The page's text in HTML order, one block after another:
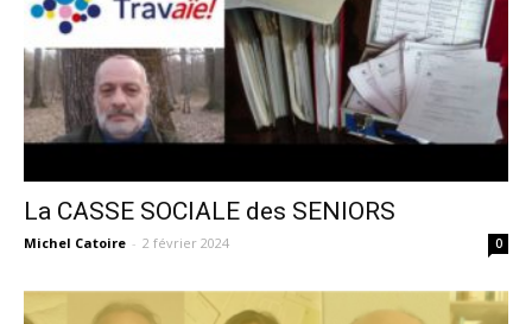
La CASSE SOCIALE des SENIORS
Michel Catoire - 2 février 2024 0